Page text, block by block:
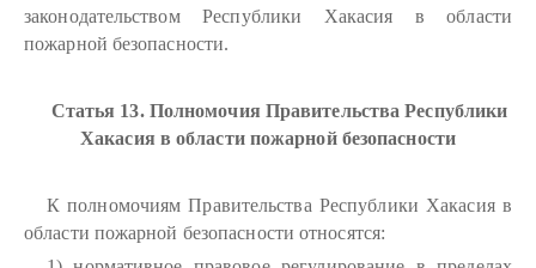
законодательством Республики Хакасия в области
пожарной безопасности.
Статья 13. Полномочия Правительства Республики
Хакасия в области пожарной безопасности
К полномочиям Правительства Республики Хакасия в
области пожарной безопасности относятся: